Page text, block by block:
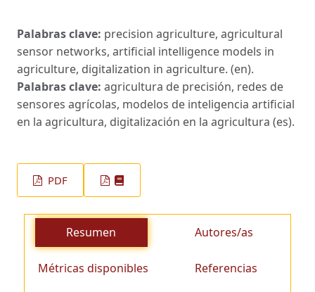
Palabras clave: precision agriculture, agricultural
sensor networks, artificial intelligence models in
agriculture, digitalization in agriculture. (en).
Palabras clave: agricultura de precisión, redes de
sensores agrícolas, modelos de inteligencia artificial
en la agricultura, digitalización en la agricultura (es).
PDF
Resumen Autores/as
Métricas disponibles Referencias